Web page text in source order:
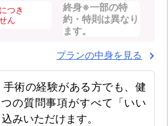
つき
ん
終身※一部の特
約・特則は異なり
ます。
プランの中身を見る
術の経験がある方でも、健
の質問事項がすべて「いい
みいただけます。